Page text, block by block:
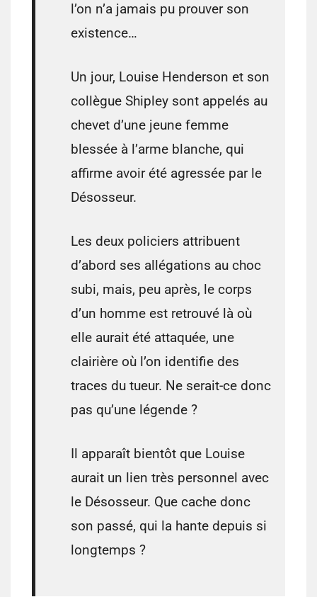
l’on n’a jamais pu prouver son
existence…
Un jour, Louise Henderson et son
collègue Shipley sont appelés au
chevet d’une jeune femme
blessée à l’arme blanche, qui
affirme avoir été agressée par le
Désosseur.
Les deux policiers attribuent
d’abord ses allégations au choc
subi, mais, peu après, le corps
d’un homme est retrouvé là où
elle aurait été attaquée, une
clairière où l’on identifie des
traces du tueur. Ne serait-ce donc
pas qu’une légende ?
Il apparaît bientôt que Louise
aurait un lien très personnel avec
le Désosseur. Que cache donc
son passé, qui la hante depuis si
longtemps ?